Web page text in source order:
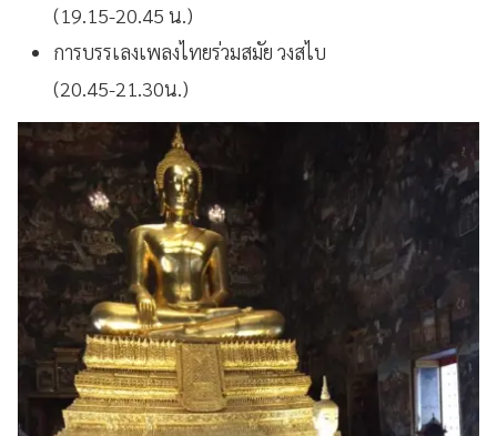
(19.15-20.45 น.)
การบรรเลงเพลงไทยร่วมสมัย วงสไบ
(20.45-21.30น.)